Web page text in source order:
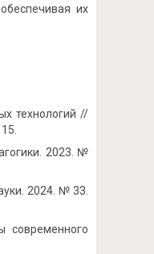
их
технологий //
2023. №
2024. № 33.
современного